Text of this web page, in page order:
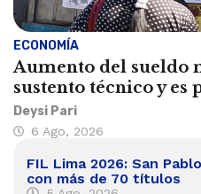
ECONOMÍA
Aumento del sueldo
sustento técnico y es
Deysi Pari
6 Ago, 2026
FIL Lima 2026: San
con más de 70 títulos